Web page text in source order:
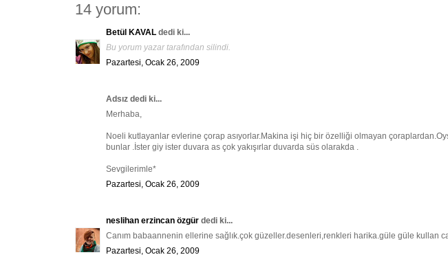
14 yorum:
Betül KAVAL dedi ki...
Bu yorum yazar tarafından silindi.
Pazartesi, Ocak 26, 2009
Adsız dedi ki...
Merhaba,
Noeli kutlayanlar evlerine çorap asıyorlar.Makina işi hiç bir özelliği olmayan
bunlar .İster giy ister duvara as çok yakışırlar duvarda süs olarakda .
Sevgilerimle*
Pazartesi, Ocak 26, 2009
neslihan erzincan özgür dedi ki...
Canım babaannenin ellerine sağlık.çok güzeller.desenleri,renkleri harika.güle güle kullan
Pazartesi, Ocak 26, 2009